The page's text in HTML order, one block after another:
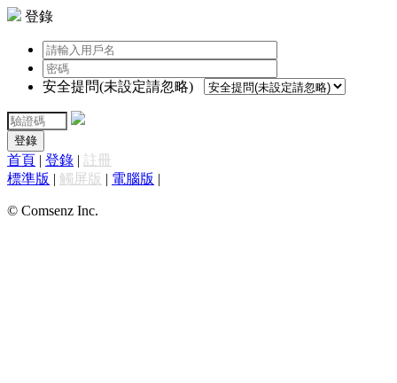
登錄
安全提問(未設定請忽略)
登錄
首頁 | 登錄 | 註冊
標準版 | 觸屏版 | 電腦版 |
© Comsenz Inc.